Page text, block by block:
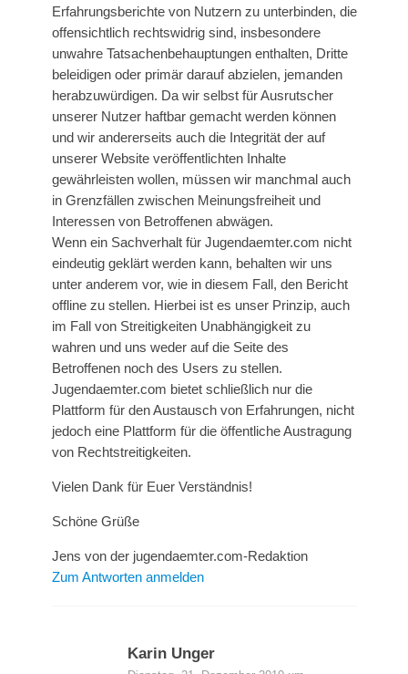
Erfahrungsberichte von Nutzern zu unterbinden, die
offensichtlich rechtswidrig sind, insbesondere
unwahre Tatsachenbehauptungen enthalten, Dritte
beleidigen oder primär darauf abzielen, jemanden
herabzuwürdigen. Da wir selbst für Ausrutscher
unserer Nutzer haftbar gemacht werden können
und wir andererseits auch die Integrität der auf
unserer Website veröffentlichten Inhalte
gewährleisten wollen, müssen wir manchmal auch
in Grenzfällen zwischen Meinungsfreiheit und
Interessen von Betroffenen abwägen.
Wenn ein Sachverhalt für Jugendaemter.com nicht
eindeutig geklärt werden kann, behalten wir uns
unter anderem vor, wie in diesem Fall, den Bericht
offline zu stellen. Hierbei ist es unser Prinzip, auch
im Fall von Streitigkeiten Unabhängigkeit zu
wahren und uns weder auf die Seite des
Betroffenen noch des Users zu stellen.
Jugendaemter.com bietet schließlich nur die
Plattform für den Austausch von Erfahrungen, nicht
jedoch eine Plattform für die öffentliche Austragung
von Rechtstreitigkeiten.
Vielen Dank für Euer Verständnis!
Schöne Grüße
Jens von der jugendaemter.com-Redaktion
Zum Antworten anmelden
Karin Unger